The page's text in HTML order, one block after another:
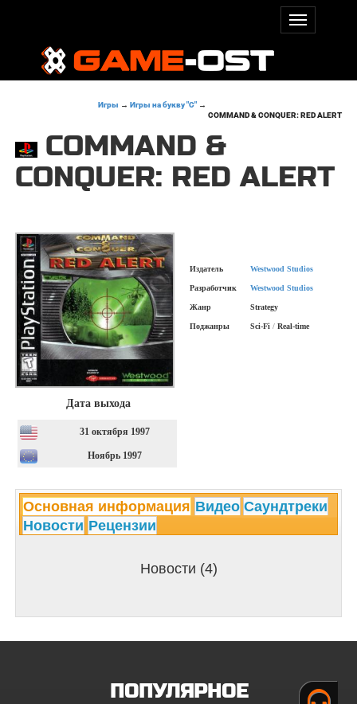
Игры → Игры на букву "C"→
COMMAND & CONQUER: RED ALERT
COMMAND &
CONQUER: RED ALERT
Дата выхода
31 октября 1997
Ноябрь 1997
Издатель Westwood Studios
Разработчик Westwood Studios
Жанр Strategy
Поджанры Sci-Fi/ Real-time
Основная информация Видео Саундтреки
Новости Рецензии
Новости (4)
ПОПУЛЯРНОЕ